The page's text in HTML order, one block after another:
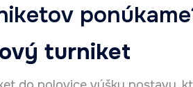
turniket